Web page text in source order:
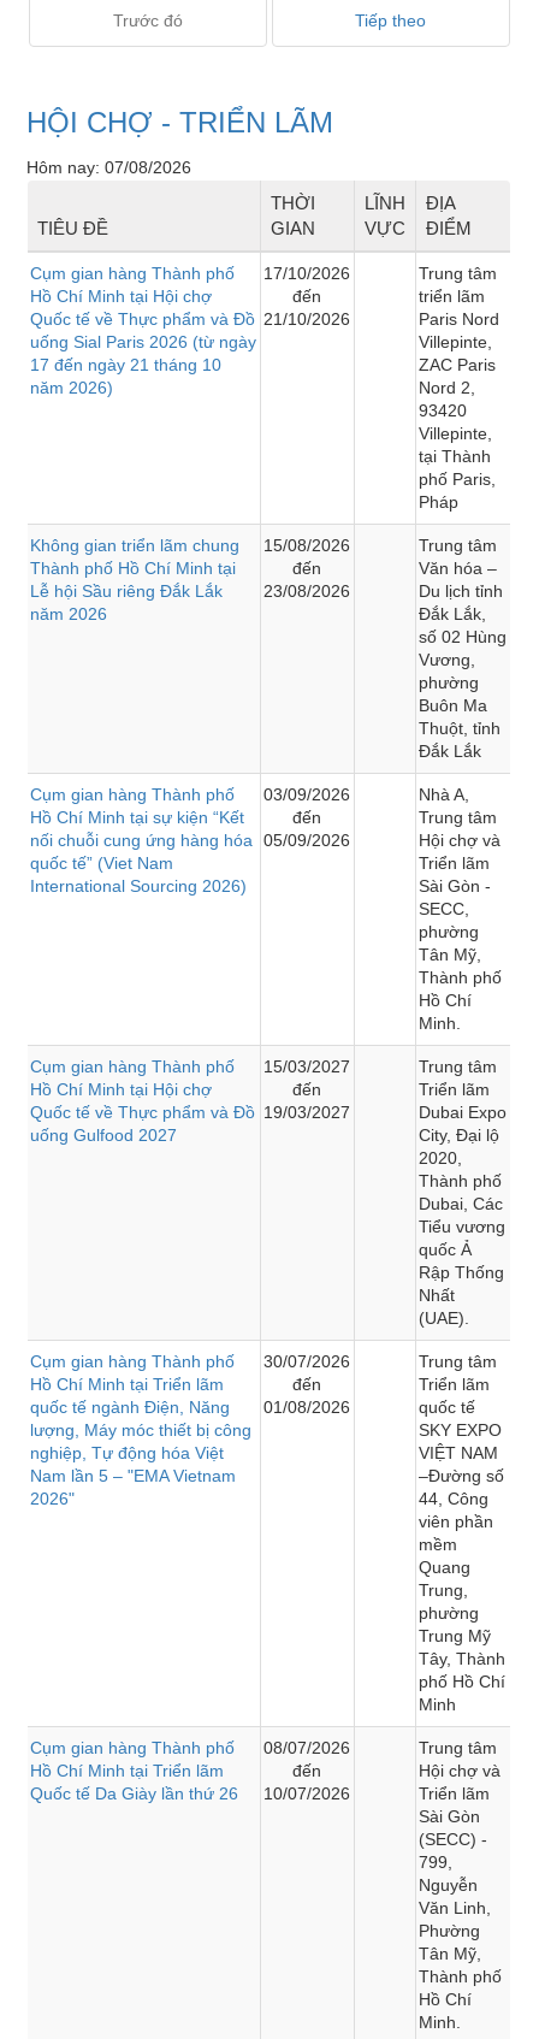
Trước đó Tiếp theo
HỘI CHỢ - TRIỂN LÃM
Hôm nay: 07/08/2026
TIÊU ĐỀ
THỜI
GIAN
LĨNH
VỰC
ĐỊA
ĐIỂM
Cụm gian hàng Thành phố
Hồ Chí Minh tại Hội chợ
Quốc tế về Thực phẩm và Đồ
uống Sial Paris 2026 (từ ngày
17 đến ngày 21 tháng 10
năm 2026)
17/10/2026
đến
21/10/2026
Trung tâm
triển lãm
Paris Nord
Villepinte,
ZAC Paris
Nord 2,
93420
Villepinte,
tại Thành
phố Paris,
Pháp
Không gian triển lãm chung
Thành phố Hồ Chí Minh tại
Lễ hội Sầu riêng Đắk Lắk
năm 2026
15/08/2026
đến
23/08/2026
Trung tâm
Văn hóa –
Du lịch tỉnh
Đắk Lắk,
số 02 Hùng
Vương,
phường
Buôn Ma
Thuột, tỉnh
Đắk Lắk
Cụm gian hàng Thành phố
Hồ Chí Minh tại sự kiện “Kết
nối chuỗi cung ứng hàng hóa
quốc tế” (Viet Nam
International Sourcing 2026)
03/09/2026
đến
05/09/2026
Nhà A,
Trung tâm
Hội chợ và
Triển lãm
Sài Gòn -
SECC,
phường
Tân Mỹ,
Thành phố
Hồ Chí
Minh.
Cụm gian hàng Thành phố
Hồ Chí Minh tại Hội chợ
Quốc tế về Thực phẩm và Đồ
uống Gulfood 2027
15/03/2027
đến
19/03/2027
Trung tâm
Triển lãm
Dubai Expo
City, Đại lộ
2020,
Thành phố
Dubai, Các
Tiểu vương
quốc Ả
Rập Thống
Nhất
(UAE).
Cụm gian hàng Thành phố
Hồ Chí Minh tại Triển lãm
quốc tế ngành Điện, Năng
lượng, Máy móc thiết bị công
nghiệp, Tự động hóa Việt
Nam lần 5 – "EMA Vietnam
2026"
30/07/2026
đến
01/08/2026
Trung tâm
Triển lãm
quốc tế
SKY EXPO
VIỆT NAM
–Đường số
44, Công
viên phần
mềm
Quang
Trung,
phường
Trung Mỹ
Tây, Thành
phố Hồ Chí
Minh
Cụm gian hàng Thành phố
Hồ Chí Minh tại Triển lãm
Quốc tế Da Giày lần thứ 26
08/07/2026
đến
10/07/2026
Trung tâm
Hội chợ và
Triển lãm
Sài Gòn
(SECC) -
799,
Nguyễn
Văn Linh,
Phường
Tân Mỹ,
Thành phố
Hồ Chí
Minh.